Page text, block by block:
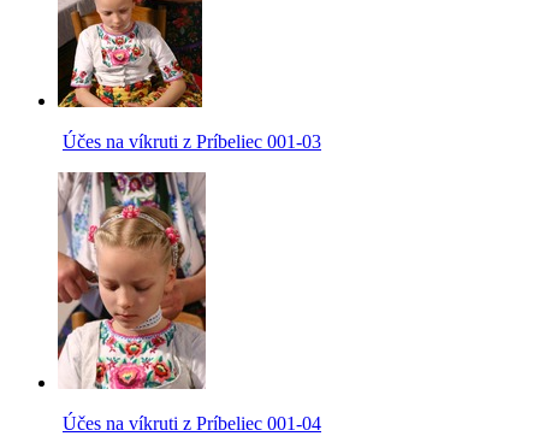
Účes na víkruti z Príbeliec 001-03
Účes na víkruti z Príbeliec 001-04